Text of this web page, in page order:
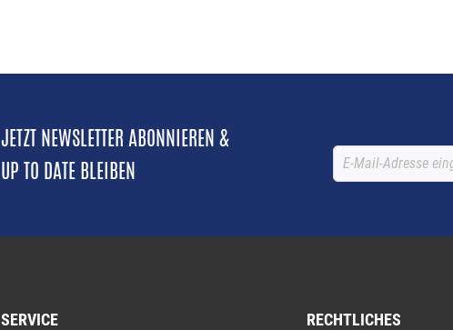
JETZT NEWSLETTER ABONNIEREN &
UP TO DATE BLEIBEN
SERVICE RECHTLICHES